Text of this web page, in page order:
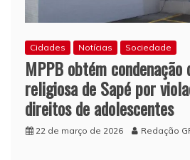
Cidades Notícias Sociedade
MPPB obtém condenação
religiosa de Sapé por
direitos de adolescentes
22 de março de 2026 Redação